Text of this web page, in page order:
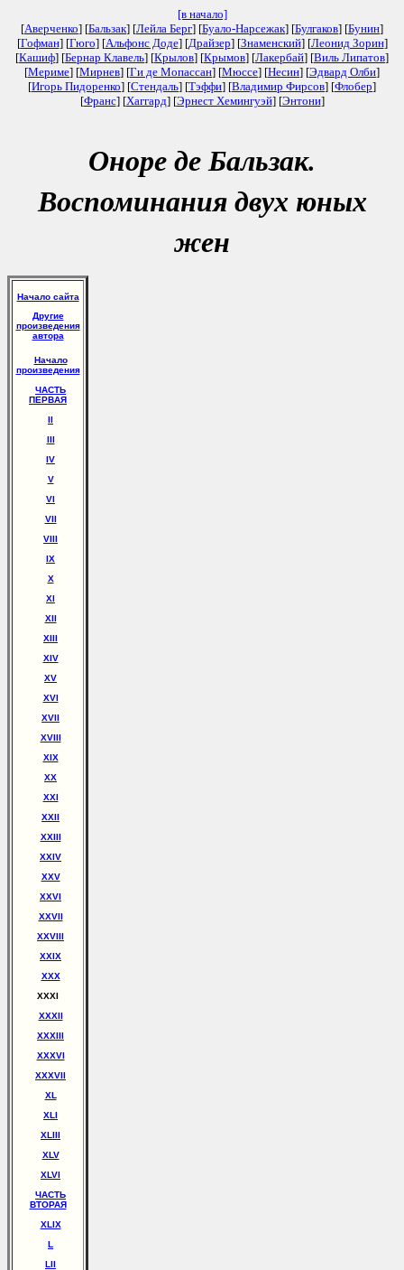
[в начало]
[Аверченко] [Бальзак] [Лейла Берг] [Буало-Нарсежак] [Булгаков] [Бунин]
[Гофман] [Гюго] [Альфонс Доде] [Драйзер] [Знаменский] [Леонид Зорин]
[Кашиф] [Бернар Клавель] [Крылов] [Крымов] [Лакербай] [Виль Липатов]
[Мериме] [Мирнев] [Ги де Мопассан] [Мюссе] [Несин] [Эдвард Олби]
[Игорь Пидоренко] [Стендаль] [Тэффи] [Владимир Фирсов] [Флобер]
[Франс] [Хаггард] [Эрнест Хемингуэй] [Энтони]
Оноре де Бальзак.
Воспоминания двух юных
жен
Начало сайта
Другие
произведения
автора
Начало
произведения
ЧАСТЬ
ПЕРВАЯ
II
III
IV
V
VI
VII
VIII
IX
X
XI
XII
XIII
XIV
XV
XVI
XVII
XVIII
XIX
XX
XXI
XXII
XXIII
XXIV
XXV
XXVI
XXVII
XXVIII
XXIX
XXX
XXXI
XXXII
XXXIII
XXXVI
XXXVII
XL
XLI
XLIII
XLV
XLVI
ЧАСТЬ
ВТОРАЯ
ХLIХ
L
LII